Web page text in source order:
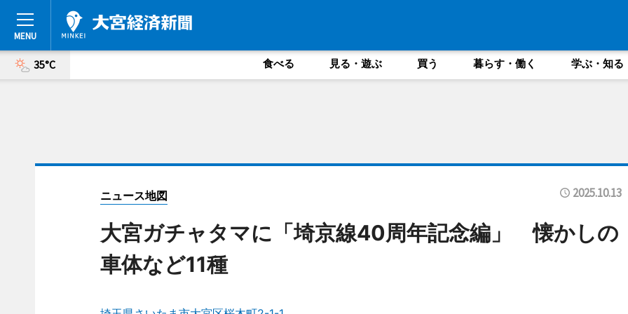
35°C 食べる 見る・遊ぶ 買う 暮らす・働く 学ぶ・知る
ニュース地図 2025.10.13
大宮ガチャタマに「埼京線40周年記念編」 懐かしの
車体など11種